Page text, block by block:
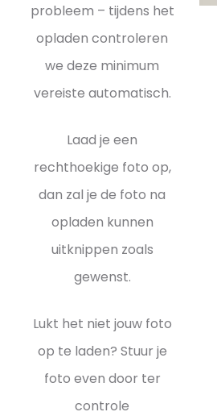
probleem – tijdens het
opladen controleren
we deze minimum
vereiste automatisch.
Laad je een
rechthoekige foto op,
dan zal je de foto na
opladen kunnen
uitknippen zoals
gewenst.
Lukt het niet jouw foto
op te laden? Stuur je
foto even door ter
controle